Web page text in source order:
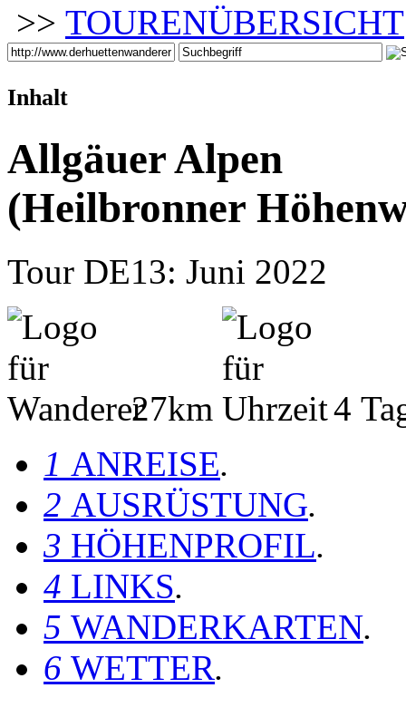
>> TOURENÜBERSICHT
Inhalt
Allgäuer Alpen
(Heilbronner
Tour DE13: Juni 2022
27km
4
1 ANREISE.
2 AUSRÜSTUNG.
3 HÖHENPROFIL.
4 LINKS.
5 WANDERKARTEN.
6 WETTER.